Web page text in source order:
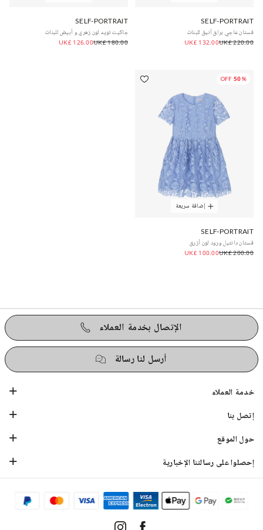
SELF-PORTRAIT
فستان عاجي براق أنيق للبنات
UK£ 220.00
UK£ 132.00
SELF-PORTRAIT
جاكيت تويد لون زهري و أبيض للبنات
UK£ 180.00
UK£ 126.00
50% OFF
إضافة سريعة
SELF-PORTRAIT
فستان دانتيل ورود لون أزرق
UK£ 200.00
UK£ 100.00
الإتصال بخدمة العملاء
أرسل لنا رسالة
خدمة العملاء
إتصل بنا
حول الموقع
إحصلوا على رسالتنا الإخبارية